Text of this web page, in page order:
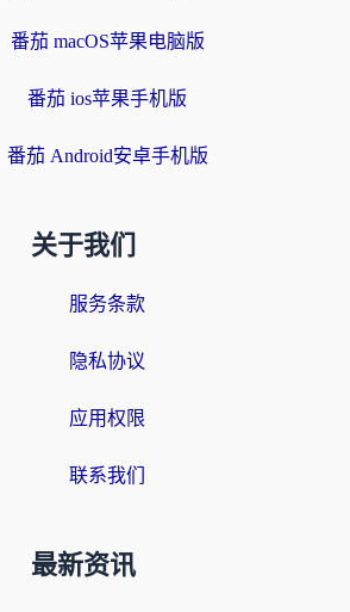
番茄 macOS苹果电脑版
番茄 ios苹果手机版
番茄 Android安卓手机版
关于我们
服务条款
隐私协议
应用权限
联系我们
最新资讯